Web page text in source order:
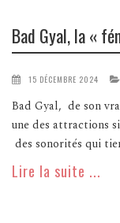
Bad Gyal, la «
15 DÉCEMBRE 2024
Bad Gyal, de son
une des attractions
des sonorités qui
Lire la suite ...